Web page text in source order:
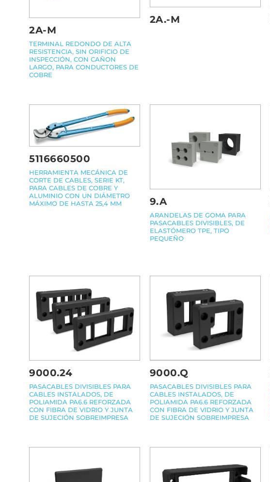
2A-M
TERMINAL REDONDO DE ALTA
RESISTENCIA, SIN ORIFICIO DE
INSPECCIÓN, CON CAÑON
LARGO, PARA CONDUCTORES DE
COBRE
2A.-M
5116660500
HERRAMIENTA MECÁNICA DE
CORTE DE CABLES, SERIE KT,
PARA CABLES DE COBRE Y
ALUMINIO CON UN DIÁMETRO
MÁXIMO DE HASTA 25,4 MM
9.A
ARANDELAS DE GOMA PARA
PASACABLES DIVISIBLES, DE
ELASTÓMERO TPE, TIPO
PEQUEÑO
9000.24
PASACABLES DIVISIBLES PARA
CABLES INSTALADOS, DE
POLIAMIDA PA6.6 REFORZADA
CON FIBRA DE VIDRIO Y JUNTA
DE SUJECIÓN SOBREIMPRESA
9000.Q
PASACABLES DIVISIBLES PARA
CABLES INSTALADOS, DE
POLIAMIDA PA6.6 REFORZADA
CON FIBRA DE VIDRIO Y JUNTA
DE SUJECIÓN SOBREIMPRESA